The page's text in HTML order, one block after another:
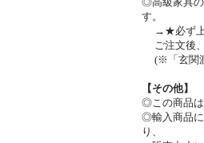
◎高級家具の
す。
→★必ず上
ご注文後、
(※「玄関渡
【その他】
◎この商品は
◎輸入商品に
り、